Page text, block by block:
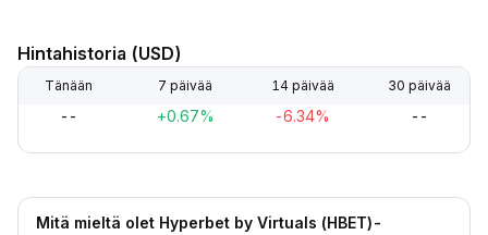
Hintahistoria (USD)
Tänään 7 päivää 14 päivää 30 päivää
-- +0.67% -6.34% --
Mitä mieltä olet Hyperbet by Virtuals (HBET)-